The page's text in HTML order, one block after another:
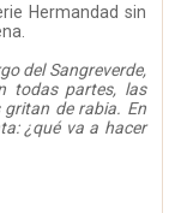
Hermandad sin
del Sangreverde,
todas partes, las
gritan de rabia. En
¿qué va a hacer